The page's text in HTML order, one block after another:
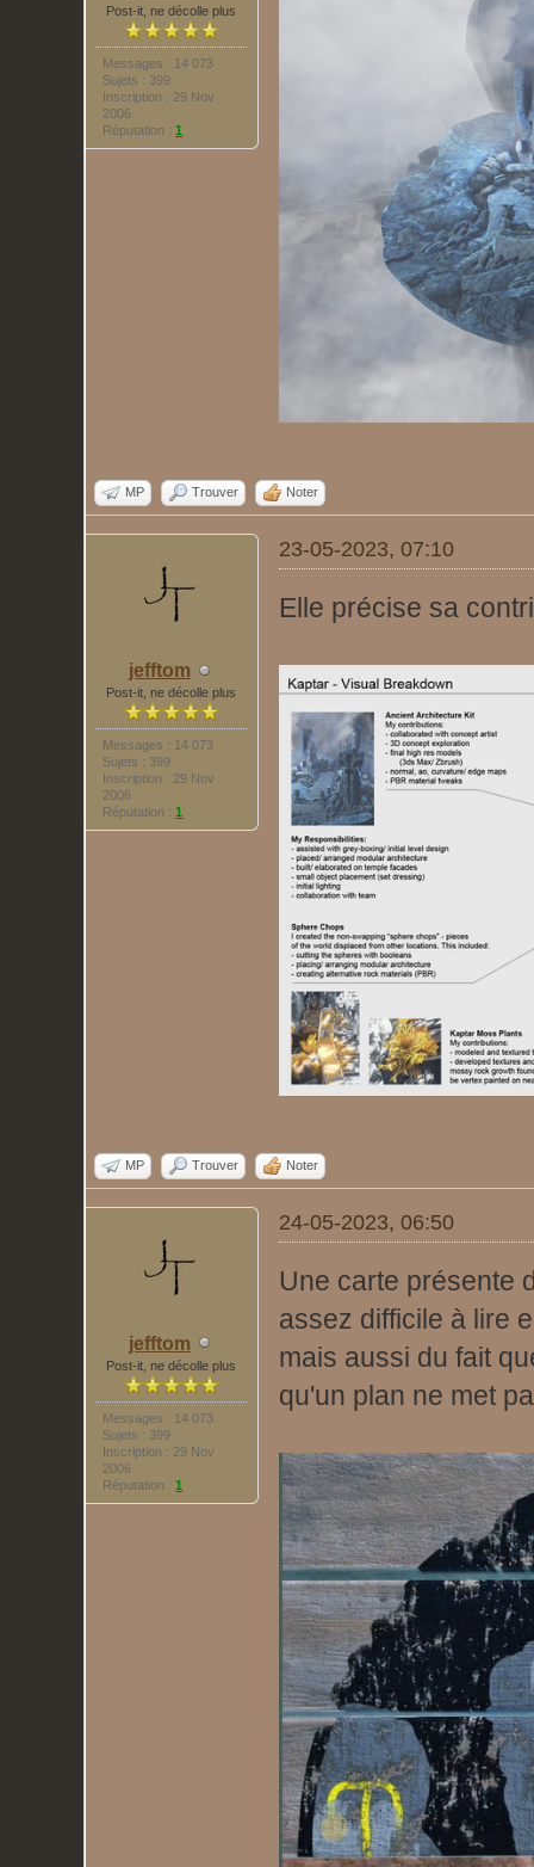
Post-it, ne décolle plus
Messages : 14 073
Sujets : 399
Inscription : 29 Nov
2006
Réputation :1
MP Trouver Noter
jefftom
Post-it, ne décolle plus
Messages : 14 073
Sujets : 399
Inscription : 29 Nov
2006
Réputation :1
23-05-2023, 07:10
Elle précise sa
MP Trouver Noter
jefftom
Post-it, ne décolle plus
Messages : 14 073
Sujets : 399
Inscription : 29 Nov
2006
Réputation :1
24-05-2023, 06:50
Une carte présente
assez difficile à lire
mais aussi du fait
qu'un plan ne met